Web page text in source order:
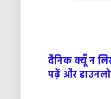
दैनिक क्यूँ न
पढ़ें और